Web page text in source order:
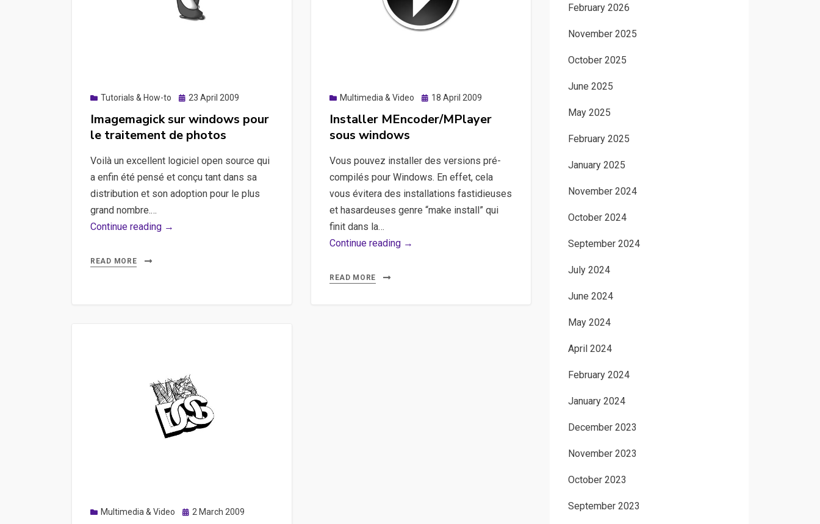
visualiser
(UX)
le
responsive
site
Tutorials & How-to
Posted
23 April 2009
Imagemagick sur windows pour
le traitement de photos
Voilà un excellent logiciel open source qui
a enfin été pensé et conçu tant dans sa
distribution et son adoption pour le plus
grand nombre.…
Continue reading →
READ MORE
Multimedia & Video
Posted
18 April 2009
Installer MEncoder/MPlayer
sous windows
Vous pouvez installer des versions pré-
compilés pour Windows. En effet, cela
vous évitera des installations fastidieuses
et hasardeuses genre “make install” qui
finit dans la…
Continue reading →
READ MORE
Multimedia & Video
Posted
2 March 2009
February 2026
November 2025
October 2025
June 2025
May 2025
February 2025
January 2025
November 2024
October 2024
September 2024
July 2024
June 2024
May 2024
April 2024
February 2024
January 2024
December 2023
November 2023
October 2023
September 2023